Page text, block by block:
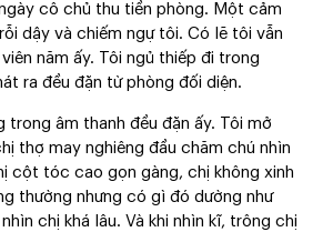
cô chủ thu tiền phòng. Một cảm
dậy và chiếm ngự tôi. Có lẽ tôi vẫn
năm ấy. Tôi ngủ thiếp đi trong
ra đều đặn từ phòng đối diện.
trong âm thanh đều đặn ấy. Tôi mở
thợ may nghiêng đầu chăm chú nhìn
cột tóc cao gọn gàng, chị không xinh
thường nhưng có gì đó dường như
chị khá lâu. Và khi nhìn kĩ, trông chị